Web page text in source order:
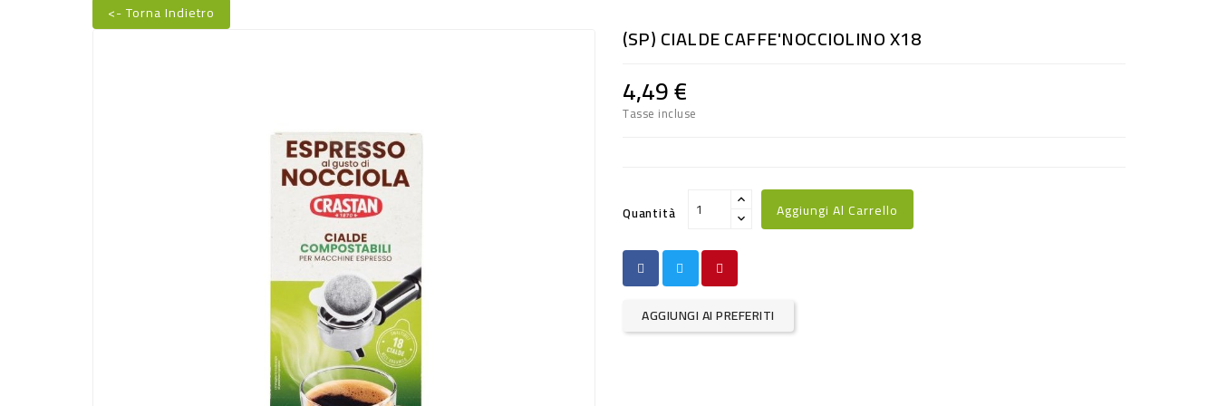
<- Torna Indietro
(SP) CIALDE CAFFE'NOCCIOLINO X18
4,49 €
Tasse incluse
Quantità Aggiungi Al Carrello
AGGIUNGI AI PREFERITI